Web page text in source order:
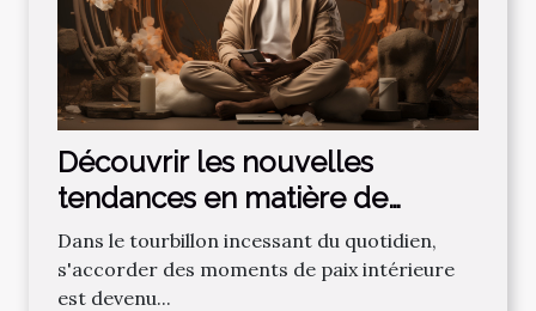
Découvrir les nouvelles
tendances en matière de
méditation pour améliorer le
bien-être au quotidien
Dans le tourbillon incessant du quotidien,
s'accorder des moments de paix intérieure
est devenu...